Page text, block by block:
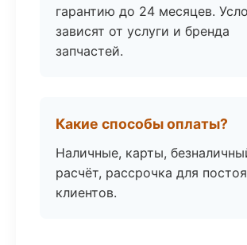
гарантию до 24 месяцев.
зависят от услуги и бренда
запчастей.
Какие способы оплаты?
Наличные, карты,
расчёт, рассрочка для
клиентов.